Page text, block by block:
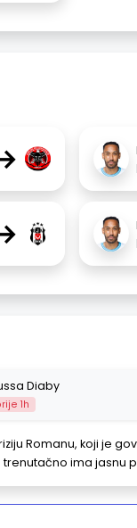
Diaby
1h
Romanu, koji je
trenutačno ima jasnu